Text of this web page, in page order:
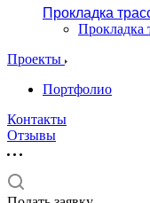
Прокладка
Прокладка
Проекты
Портфолио
Контакты
Отзывы